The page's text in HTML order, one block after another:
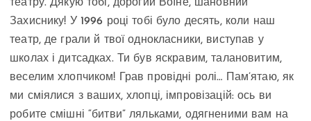
театру. Дякую тобі, дорогий Воїне, шановний
Захиснику! У 1996 році тобі було десять, коли наш
театр, де грали й твої однокласники, виступав у
школах і дитсадках. Ти був яскравим, талановитим,
веселим хлопчиком! Грав провідні ролі… Пам’ятаю, як
ми сміялися з ваших, хлопці, імпровізацій: ось ви
робите смішні “битви” ляльками, одягненими вам на